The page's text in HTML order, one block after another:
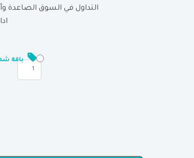
التداول في السوق الصاعدة
باقة شهر /